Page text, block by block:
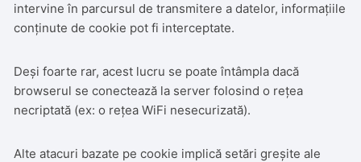
intervine în parcursul de transmitere a datelor, informațiile
conținute de cookie pot fi interceptate.
Deși foarte rar, acest lucru se poate întâmpla dacă
browserul se conectează la server folosind o rețea
necriptată (ex: o rețea WiFi nesecurizată).
Alte atacuri bazate pe cookie implică setări greșite ale